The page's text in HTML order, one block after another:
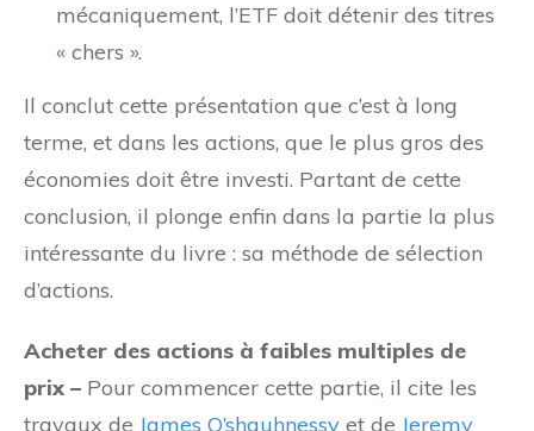
mécaniquement, l’ETF doit détenir des titres
« chers ».
Il conclut cette présentation que c’est à long
terme, et dans les actions, que le plus gros des
économies doit être investi. Partant de cette
conclusion, il plonge enfin dans la partie la plus
intéressante du livre : sa méthode de sélection
d’actions.
Acheter des actions à faibles multiples de
prix – Pour commencer cette partie, il cite les
travaux de James O’shauhnessy et de Jeremy